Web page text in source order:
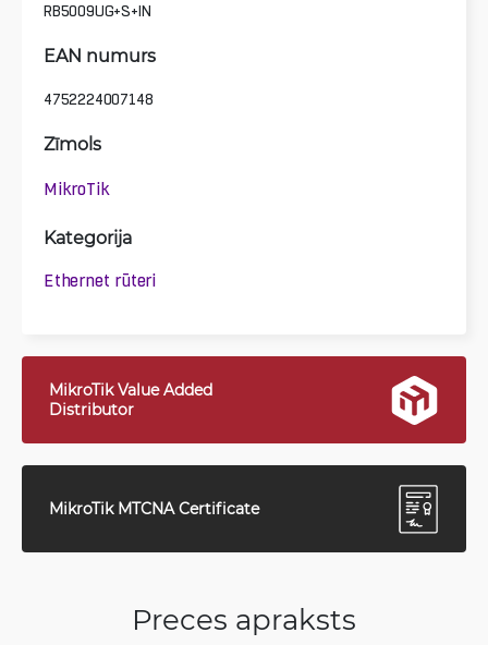
RB5009UG+S+IN
EAN numurs
4752224007148
Zīmols
MikroTik
Kategorija
Ethernet rūteri
MikroTik Value Added
Distributor
MikroTik MTCNA Certificate
Preces apraksts